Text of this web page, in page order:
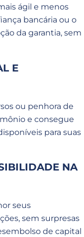
ágil e menos
bancária ou o
da garantia, sem
E
ou penhora de
e consegue
para suas
NA
seus
sem surpresas
de capital